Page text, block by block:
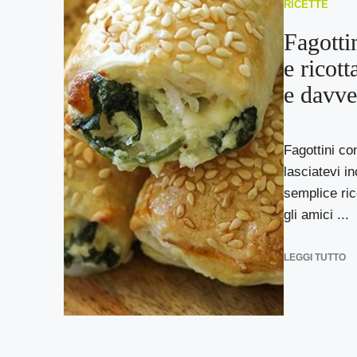
RICETTE
e
e
Fagottini
lasciatevi
semplice
gli amici ...
LEGGI TUTTO